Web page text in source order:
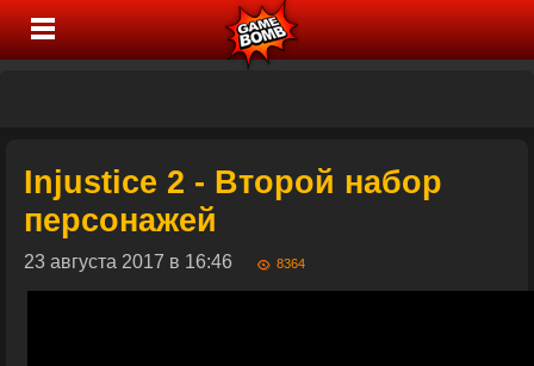
Injustice 2 - Второй набор
персонажей
23 августа 2017 в 16:46 8364